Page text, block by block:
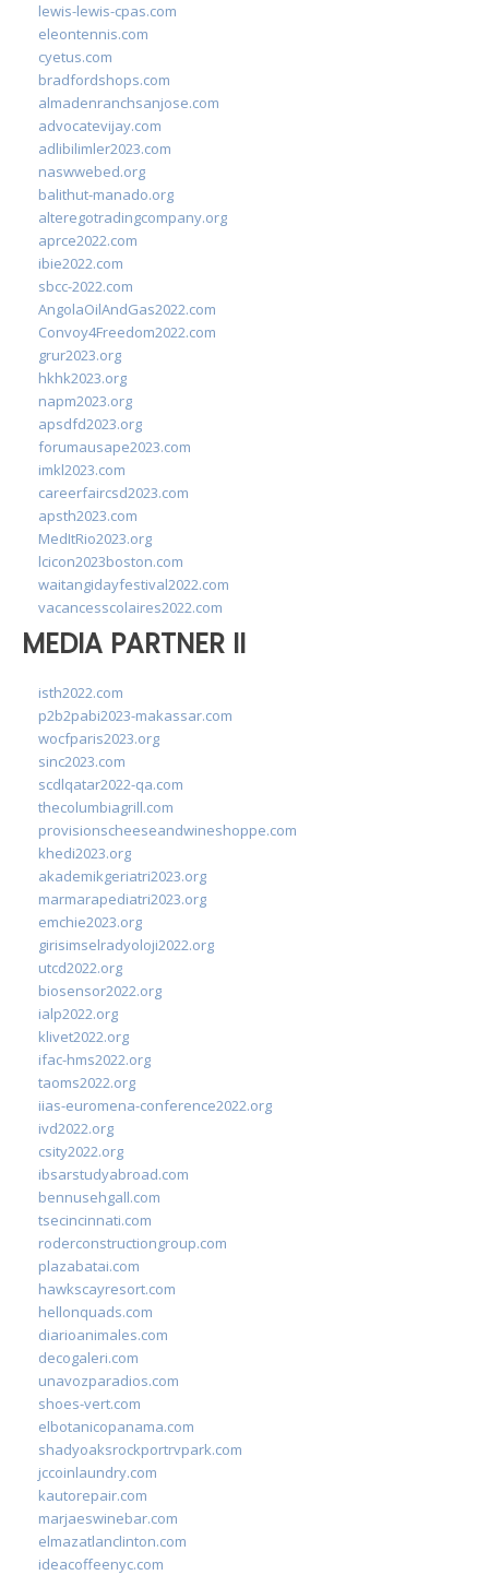
lewis-lewis-cpas.com
eleontennis.com
cyetus.com
bradfordshops.com
almadenranchsanjose.com
advocatevijay.com
adlibilimler2023.com
naswwebed.org
balithut-manado.org
alteregotradingcompany.org
aprce2022.com
ibie2022.com
sbcc-2022.com
AngolaOilAndGas2022.com
Convoy4Freedom2022.com
grur2023.org
hkhk2023.org
napm2023.org
apsdfd2023.org
forumausape2023.com
imkl2023.com
careerfaircsd2023.com
apsth2023.com
MedItRio2023.org
lcicon2023boston.com
waitangidayfestival2022.com
vacancesscolaires2022.com
MEDIA PARTNER II
isth2022.com
p2b2pabi2023-makassar.com
wocfparis2023.org
sinc2023.com
scdlqatar2022-qa.com
thecolumbiagrill.com
provisionscheeseandwineshoppe.com
khedi2023.org
akademikgeriatri2023.org
marmarapediatri2023.org
emchie2023.org
girisimselradyoloji2022.org
utcd2022.org
biosensor2022.org
ialp2022.org
klivet2022.org
ifac-hms2022.org
taoms2022.org
iias-euromena-conference2022.org
ivd2022.org
csity2022.org
ibsarstudyabroad.com
bennusehgall.com
tsecincinnati.com
roderconstructiongroup.com
plazabatai.com
hawkscayresort.com
hellonquads.com
diarioanimales.com
decogaleri.com
unavozparadios.com
shoes-vert.com
elbotanicopanama.com
shadyoaksrockportrvpark.com
jccoinlaundry.com
kautorepair.com
marjaeswinebar.com
elmazatlanclinton.com
ideacoffeenyc.com